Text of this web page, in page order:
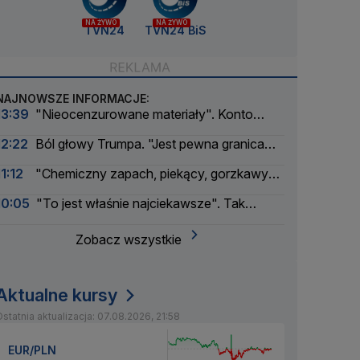
NA ŻYWO
TVN24
NA ŻYWO
TVN24 BiS
INFORMACJE:
"Nieocenzurowane materiały". Konto
Ból głowy Trumpa. "Jest pewna granica
"Chemiczny zapach, piekący, gorzkawy
"To jest właśnie najciekawsze". Tak
Zobacz wszystkie
kursy
aktualizacja: 07.08.2026, 21:58
EUR/PLN